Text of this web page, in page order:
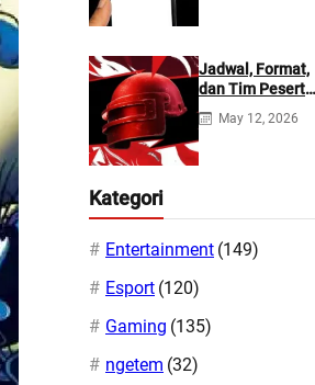
Jadwal, Format,
dan Tim Peserta
Main Event PMIO
2026
May 12, 2026
Kategori
Entertainment (149)
Esport (120)
Gaming (135)
ngetem (32)